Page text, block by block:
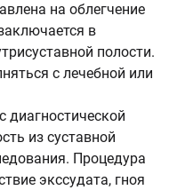
на облегчение
в
полости.
с лечебной или
диагностической
из суставной
Процедура
экссудата, гноя